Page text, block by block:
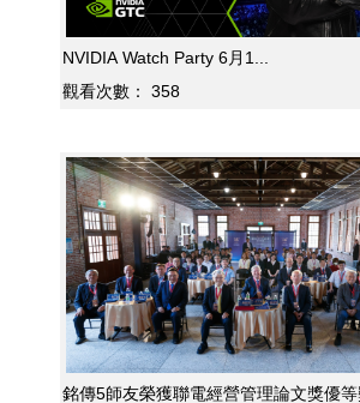
NVIDIA Watch Party 6月1...
觀看次數：
358
銘傳5師友榮獲聯電經營管理論文獎優等